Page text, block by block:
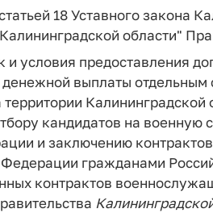
18 Уставного закона
области"
и условия предоставления
денежной выплаты
кандидатов на
и заключению
гражданами
контрактов